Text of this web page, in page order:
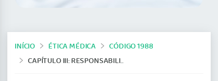
INÍCIO ÉTICA MÉDICA
CÓDIGO 1988
CAPÍTULO III: RESPONSABILIDADE PROFISSIONAL